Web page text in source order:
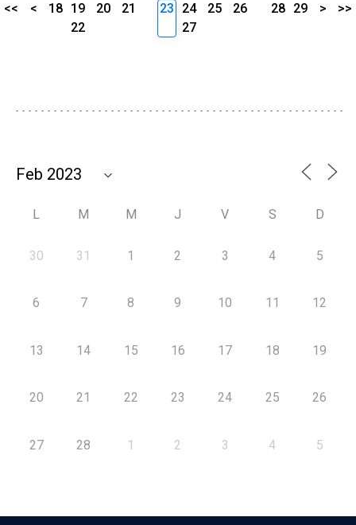
<< < 18 19 20
21
22
23 24 25
26
27
28 29 > >>
L M M J V S D
30 31 1 2 3 4 5
6 7 8 9 10 11 12
13 14 15 16 17 18 19
20 21 22 23 24 25 26
27 28 1 2 3 4 5